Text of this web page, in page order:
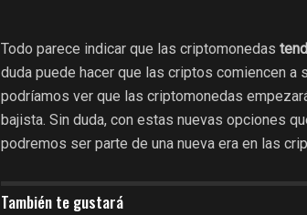
Todo parece indicar que las criptomonedas
duda puede hacer que las criptos comiencen a
podríamos ver que las criptomonedas
bajista. Sin duda, con estas nuevas opciones
podremos ser parte de una nueva era en las
También te gustará